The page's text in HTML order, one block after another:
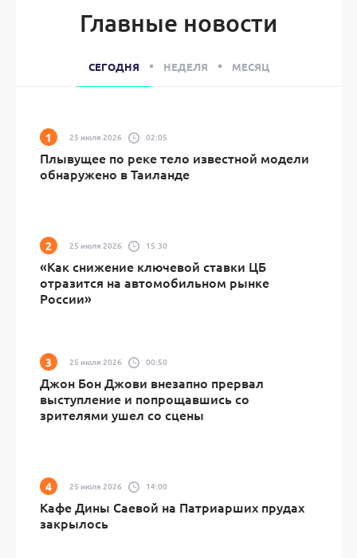
Главные новости
СЕГОДНЯ НЕДЕЛЯ МЕСЯЦ
25 июля 2026 02:05
Плывущее по реке тело известной модели
обнаружено в Таиланде
25 июля 2026 15:30
«Как снижение ключевой ставки ЦБ
отразится на автомобильном рынке
России»
25 июля 2026 00:50
Джон Бон Джови внезапно прервал
выступление и попрощавшись со
зрителями ушел со сцены
25 июля 2026 14:00
Кафе Дины Саевой на Патриарших прудах
закрылось